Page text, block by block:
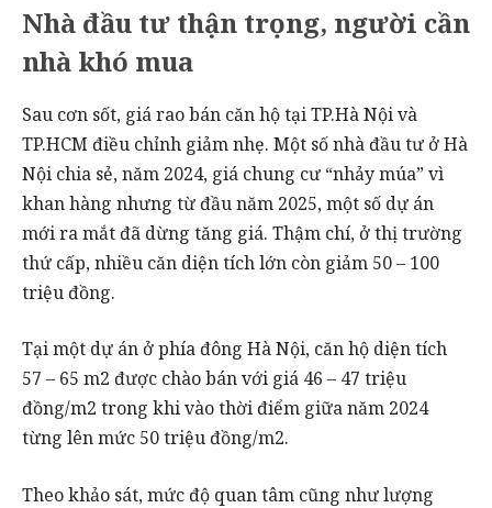
Nhà đầu tư thận trọng, người cần
nhà khó mua
Sau cơn sốt, giá rao bán căn hộ tại TP.Hà Nội và
TP.HCM điều chỉnh giảm nhẹ. Một số nhà đầu tư ở Hà
Nội chia sẻ, năm 2024, giá chung cư “nhảy múa” vì
khan hàng nhưng từ đầu năm 2025, một số dự án
mới ra mắt đã dừng tăng giá. Thậm chí, ở thị trường
thứ cấp, nhiều căn diện tích lớn còn giảm 50 – 100
triệu đồng.
Tại một dự án ở phía đông Hà Nội, căn hộ diện tích
57 – 65 m2 được chào bán với giá 46 – 47 triệu
đồng/m2 trong khi vào thời điểm giữa năm 2024
từng lên mức 50 triệu đồng/m2.
Theo khảo sát, mức độ quan tâm cũng như lượng